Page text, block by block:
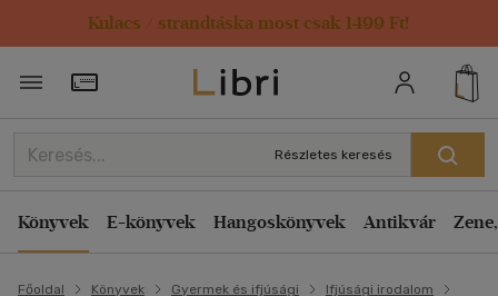
Kulacs / strandtáska most csak 1499 Ft!
Törzsvásárlói Kártya adatai
Részletes keresés
Könyvek E-könyvek Hangoskönyvek Antikvár
Főoldal Könyvek Gyermek és ifjúsági
Ifjúsági irodalom